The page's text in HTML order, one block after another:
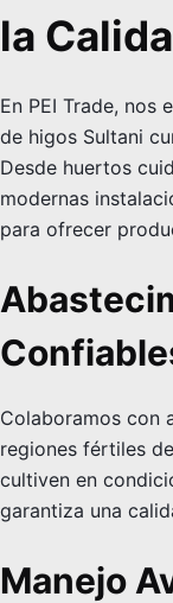
la
En PEI Trade, nos
de higos Sultani
Desde huertos
modernas
para ofrecer
Colaboramos con
regiones fértiles
cultiven en
garantiza una
Manejo